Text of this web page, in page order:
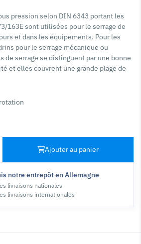
pression selon DIN 6343 portant les
163E sont utilisées pour le serrage de
et dans les équipements. Pour les
pour le serrage mécanique ou
de serrage se distinguent par une bonne
et elles couvrent une grande plage de
Ajouter au panier
notre entrepôt en Allemagne
livraisons nationales
livraisons internationales